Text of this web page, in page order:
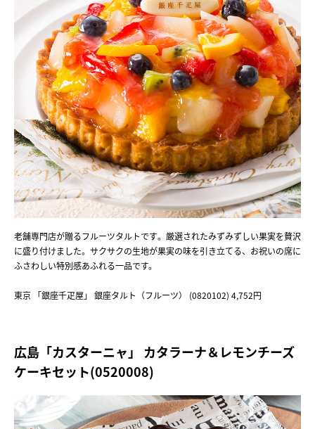
老舗専門店が贈るフルーツタルトです。厳選されたみずみずしい果実を贅沢
に盛り付けました。サクサクの生地が果実の味を引き立てる、お祝いの席に
ふさわしい特別感あふれる一品です。
東京 「銀座千疋屋」 銀座タルト（フルーツ） (0820102) 4,752円
広島「カスターニャ」 カタラーナ＆レモンチーズ
ケーキセット(0520008)